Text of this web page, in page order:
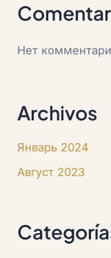
Нет
Archivos
Январь 2024
Август 2023